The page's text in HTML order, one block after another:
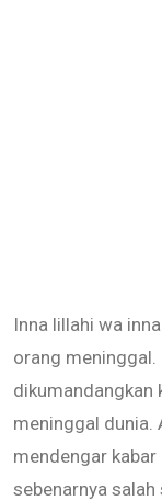
Inna lillahi wa
orang
dikumandangkan
meninggal
mendengar
sebenarnya